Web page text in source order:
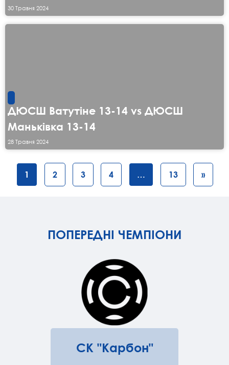
30 Травня 2024
ДЮСШ Ватутіне 13-14 vs ДЮСШ
Маньківка 13-14
28 Травня 2024
1 2 3 4 … 13 »
ПОПЕРЕДНІ ЧЕМПІОНИ
СК "Карбон"